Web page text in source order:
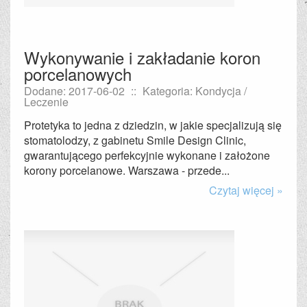
Wykonywanie i zakładanie koron
porcelanowych
Dodane: 2017-06-02 :: Kategoria: Kondycja /
Leczenie
Protetyka to jedna z dziedzin, w jakie specjalizują się
stomatolodzy, z gabinetu Smile Design Clinic,
gwarantującego perfekcyjnie wykonane i założone
korony porcelanowe. Warszawa - przede...
Czytaj więcej »